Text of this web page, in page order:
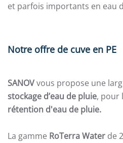
et parfois importants en eau
Notre offre de cuve en PE
SANOVvous propose une
stockage d’eau de pluie, pour
rétention d'eau de pluie.
La gamme RoTerra Water de